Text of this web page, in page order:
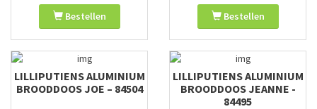
Bestellen
Bestellen
LILLIPUTIENS ALUMINIUM
BROODDOOS JOE – 84504
LILLIPUTIENS ALUMINIUM
BROODDOOS JEANNE -
84495